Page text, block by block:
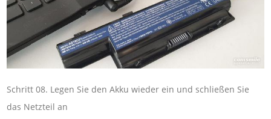
Schritt 08. Legen Sie den Akku wieder ein und schließen Sie
das Netzteil an